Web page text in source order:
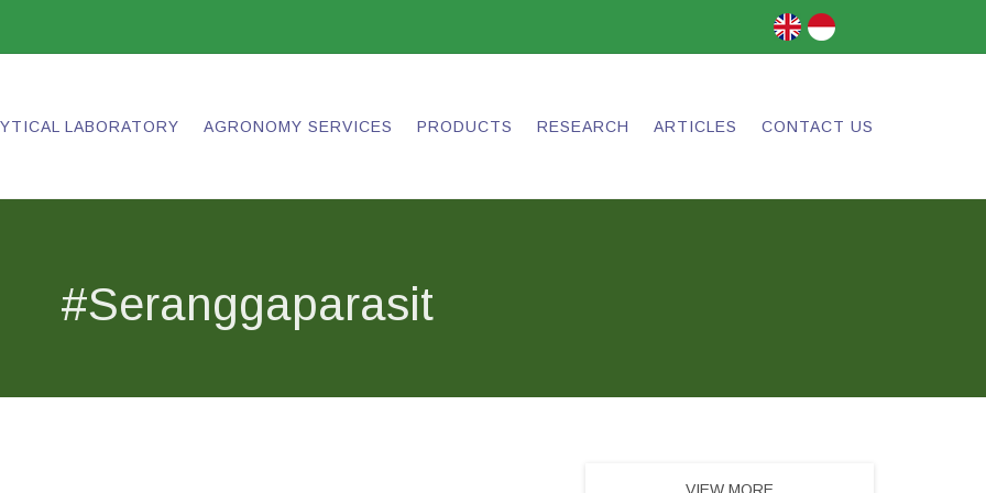
LABORATORY AGRONOMY SERVICES PRODUCTS RESEARCH ARTICLES CONTACT US
#seranggaparasit